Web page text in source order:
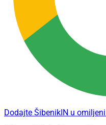
Dodajte ŠibenikIN u